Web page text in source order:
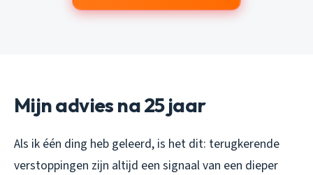
Mijn advies na 25 jaar
Als ik één ding heb geleerd, is het dit: terugkerende
verstoppingen zijn altijd een signaal van een dieper